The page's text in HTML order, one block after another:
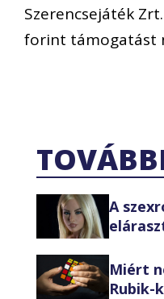
Szerencsejáték
forint támogatást
A
Miért
Rubik-